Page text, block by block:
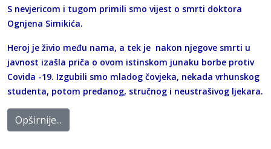
S nevjericom i tugom primili smo vijest o smrti doktora
Ognjena Simikića.
Heroj je živio među nama, a tek je nakon njegove smrti u
javnost izašla priča o ovom istinskom junaku borbe protiv
Covida -19. Izgubili smo mladog čovjeka, nekada vrhunskog
studenta, potom predanog, stručnog i neustrašivog ljekara.
Opširnije...